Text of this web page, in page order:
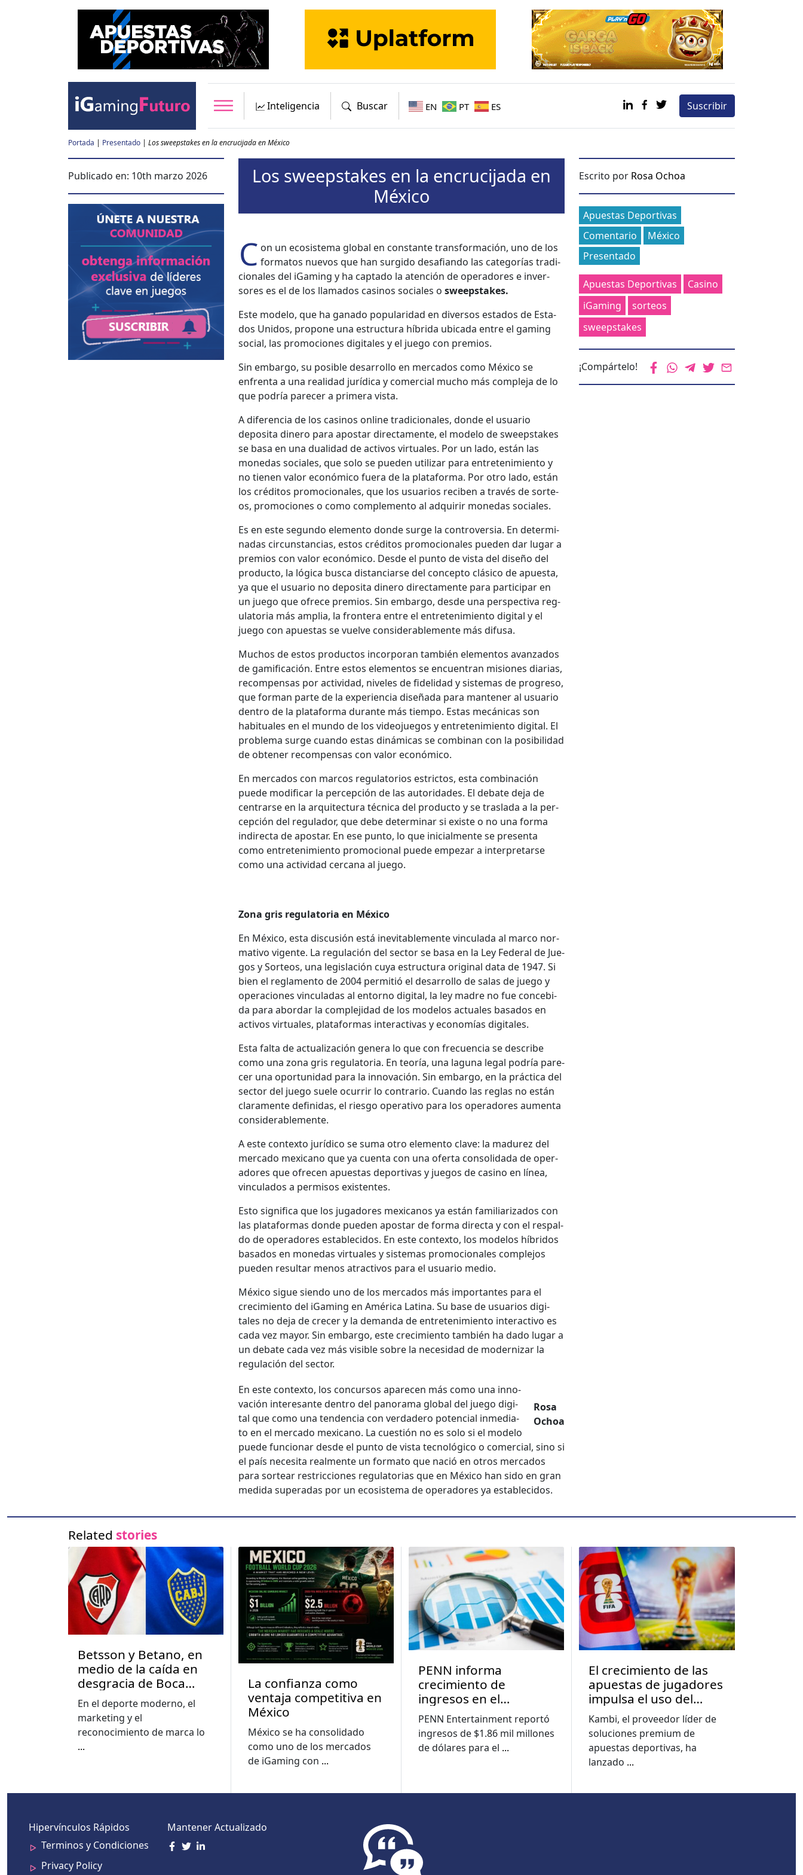
Inteligencia Buscar EN PT ES Suscribir
Portada | Presentado | Los sweepstakes en la encrucijada en México
Los sweepstakes en la encrucijada en
México
C on un eco­sis­tema glob­al en con­stante trans­for­ma­ción, uno de los
for­matos nuevos que han surgi­do desafian­do las cat­e­gorías tradi­
cionales del iGam­ing y ha cap­ta­do la aten­ción de oper­adores e inver­
sores es el de los lla­ma­dos casi­nos sociales o sweep­stakes.
Este mod­e­lo, que ha gana­do pop­u­lar­i­dad en diver­sos esta­dos de Esta­
dos Unidos, pro­pone una estruc­tura híbri­da ubi­ca­da entre el gam­ing
social, las pro­mo­ciones dig­i­tales y el juego con pre­mios.
Sin embar­go, su posi­ble desar­rol­lo en mer­ca­dos como Méx­i­co se
enfrenta a una real­i­dad jurídi­ca y com­er­cial mucho más com­ple­ja de lo
que podría pare­cer a primera vista.
A difer­en­cia de los casi­nos online tradi­cionales, donde el usuario
deposi­ta dinero para apos­tar direc­ta­mente, el mod­e­lo de sweep­stakes
se basa en una dual­i­dad de activos vir­tuales. Por un lado, están las
mon­edas sociales, que solo se pueden uti­lizar para entreten­imien­to y
no tienen val­or económi­co fuera de la platafor­ma. Por otro lado, están
los crédi­tos pro­mo­cionales, que los usuar­ios reciben a través de sor­te­
os, pro­mo­ciones o como com­ple­men­to al adquirir mon­edas sociales.
Es en este segun­do ele­men­to donde surge la con­tro­ver­sia. En deter­mi­
nadas cir­cun­stan­cias, estos crédi­tos pro­mo­cionales pueden dar lugar a
pre­mios con val­or económi­co. Des­de el pun­to de vista del dis­eño del
pro­duc­to, la lóg­i­ca bus­ca dis­tan­cia­rse del con­cep­to clási­co de apues­ta,
ya que el usuario no deposi­ta dinero direc­ta­mente para par­tic­i­par en
un juego que ofrece pre­mios. Sin embar­go, des­de una per­spec­ti­va reg­
u­la­to­ria más amplia, la fron­tera entre el entreten­imien­to dig­i­tal y el
juego con apues­tas se vuelve con­sid­er­able­mente más difusa.
Muchos de estos pro­duc­tos incor­po­ran tam­bién ele­men­tos avan­za­dos
de gam­i­fi­cación. Entre estos ele­men­tos se encuen­tran misiones diarias,
rec­om­pen­sas por activi­dad, nive­les de fidel­i­dad y sis­temas de pro­gre­so,
que for­man parte de la expe­ri­en­cia dis­eña­da para man­ten­er al usuario
den­tro de la platafor­ma durante más tiem­po. Estas mecáni­cas son
habit­uales en el mun­do de los video­jue­gos y entreten­imien­to dig­i­tal. El
prob­le­ma surge cuan­do estas dinámi­cas se com­bi­nan con la posi­bil­i­dad
de obten­er rec­om­pen­sas con val­or económi­co.
En mer­ca­dos con mar­cos reg­u­la­to­rios estric­tos, esta com­bi­nación
puede mod­i­ficar la per­cep­ción de las autori­dades. El debate deja de
cen­trarse en la arqui­tec­tura téc­ni­ca del pro­duc­to y se trasla­da a la per­
cep­ción del reg­u­lador, que debe deter­mi­nar si existe o no una for­ma
indi­rec­ta de apos­tar. En ese pun­to, lo que ini­cial­mente se pre­sen­ta
como entreten­imien­to pro­mo­cional puede empezar a inter­pre­tarse
como una activi­dad cer­cana al juego.
Zona gris reg­u­la­to­ria en Méx­i­co
En Méx­i­co, esta dis­cusión está inevitable­mente vin­cu­la­da al mar­co nor­
ma­ti­vo vigente. La reg­u­lación del sec­tor se basa en la Ley Fed­er­al de Jue­
gos y Sor­te­os, una leg­is­lación cuya estruc­tura orig­i­nal data de 1947. Si
bien el reglamen­to de 2004 per­mi­tió el desar­rol­lo de salas de juego y
opera­ciones vin­cu­ladas al entorno dig­i­tal, la ley madre no fue con­ce­bi­
da para abor­dar la com­ple­ji­dad de los mod­e­los actuales basa­dos en
activos vir­tuales, platafor­mas inter­ac­ti­vas y economías dig­i­tales.
Esta fal­ta de actu­al­ización gen­era lo que con fre­cuen­cia se describe
como una zona gris reg­u­la­to­ria. En teoría, una lagu­na legal podría pare­
cer una opor­tu­nidad para la inno­vación. Sin embar­go, en la prác­ti­ca del
sec­tor del juego suele ocur­rir lo con­trario. Cuan­do las reglas no están
clara­mente definidas, el ries­go oper­a­ti­vo para los oper­adores aumen­ta
con­sid­er­able­mente.
A este con­tex­to jurídi­co se suma otro ele­men­to clave: la madurez del
mer­ca­do mex­i­cano que ya cuen­ta con una ofer­ta con­sol­i­da­da de oper­
adores que ofre­cen apues­tas deporti­vas y jue­gos de casi­no en línea,
vin­cu­la­dos a per­misos exis­tentes.
Esto sig­nifi­ca que los jugadores mex­i­canos ya están famil­iar­iza­dos con
las platafor­mas donde pueden apos­tar de for­ma direc­ta y con el respal­
do de oper­adores estable­ci­dos. En este con­tex­to, los mod­e­los híbri­dos
basa­dos en mon­edas vir­tuales y sis­temas pro­mo­cionales com­ple­jos
pueden resul­tar menos atrac­tivos para el usuario medio.
Méx­i­co sigue sien­do uno de los mer­ca­dos más impor­tantes para el
crec­imien­to del iGam­ing en Améri­ca Lati­na. Su base de usuar­ios dig­i­
tales no deja de cre­cer y la deman­da de entreten­imien­to inter­ac­ti­vo es
cada vez may­or. Sin embar­go, este crec­imien­to tam­bién ha dado lugar a
un debate cada vez más vis­i­ble sobre la necesi­dad de mod­ern­izar la
reg­u­lación del sec­tor.
Rosa
Ochoa
En este con­tex­to, los con­cur­sos apare­cen más como una inno­
vación intere­sante den­tro del panora­ma glob­al del juego dig­i­
tal que como una ten­den­cia con ver­dadero poten­cial inmedi­a­
to en el mer­ca­do mex­i­cano. La cuestión no es solo si el mod­e­lo
puede fun­cionar des­de el pun­to de vista tec­nológi­co o com­er­cial, sino si
el país nece­si­ta real­mente un for­ma­to que nació en otros mer­ca­dos
para sortear restric­ciones reg­u­la­to­rias que en Méx­i­co han sido en gran
medi­da super­adas por un eco­sis­tema de oper­adores ya estable­ci­dos.
Publicado en: 10th marzo 2026 Escrito por Rosa Ochoa
Categories
Apuestas Deportivas
Comentario
México
Presentado
Apuestas Deportivas
Casino
iGaming
sorteos
sweepstakes
¡Compártelo!
Related stories
Betsson y Betano, en
medio de la caída en
desgracia de Boca
Juniors y River Plate en
Argentina
En el deporte moderno, el
marketing y el
reconocimiento de marca lo
...
La confianza como
ventaja competitiva en
México
México se ha consolidado
como uno de los mercados
de iGaming con ...
PENN informa
crecimiento de
ingresos en el
segundo trimestre a
medida que las
pérdidas digitales se
reducen
PENN Entertainment reportó
ingresos de $1.86 mil millones
de dólares para el ...
El crecimiento de las
apuestas de jugadores
impulsa el uso del
constructor de
apuestas a nuevos
niveles, muestra el
informe de la Copa del
Mundo de Kambi
Kambi, el proveedor líder de
soluciones premium de
apuestas deportivas, ha
lanzado ...
Hipervínculos Rápidos
Terminos y Condiciones
Privacy Policy
Mantener Actualizado